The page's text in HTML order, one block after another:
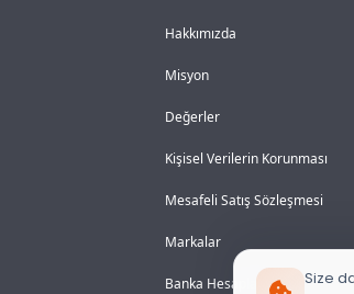
Hakkımızda
Misyon
Değerler
Kişisel Verilerin Korunması
Mesafeli Satış Sözleşmesi
Markalar
Banka Hesaplarımız Size